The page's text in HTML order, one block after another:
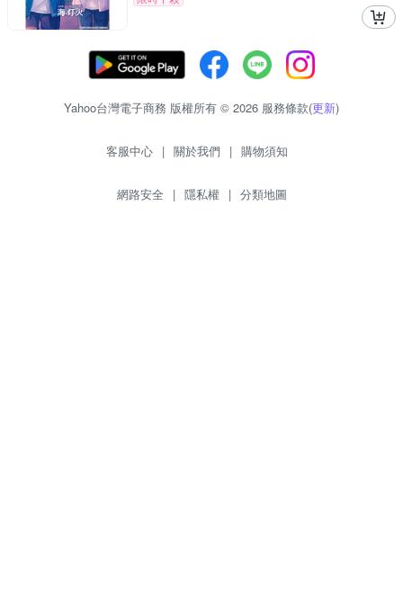
Yahoo台灣電子商務 版權所有 © 2026 服務條款(更新)
客服中心 | 關於我們 | 購物須知
網路安全 | 隱私權 | 分類地圖